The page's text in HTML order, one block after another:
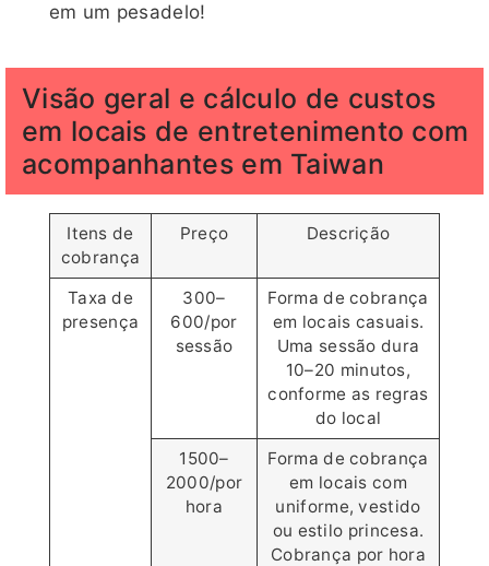
em um pesadelo!
Visão geral e cálculo de custos
em locais de entretenimento com
acompanhantes em Taiwan
Itens de
cobrança
Preço Descrição
Taxa de
presença
300–
600/por
sessão
Forma de cobrança
em locais casuais.
Uma sessão dura
10–20 minutos,
conforme as regras
do local
1500–
2000/por
hora
Forma de cobrança
em locais com
uniforme, vestido
ou estilo princesa.
Cobrança por hora